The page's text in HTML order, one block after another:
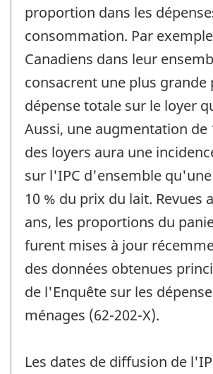
proportion dans les
consommation. Par
Canadiens dans leur
consacrent une plus grande
dépense totale sur le loyer
Aussi, une augmentation de
des loyers aura une
sur l'IPC d'ensemble
10 % du prix du lait. Revues
ans, les proportions du
furent mises à jour
des données obtenues
de l'Enquête sur les
ménages (62-202-X).
Les dates de diffusion de